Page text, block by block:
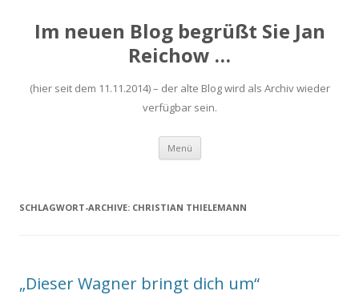
Im neuen Blog begrüßt Sie Jan
Reichow …
(hier seit dem 11.11.2014) – der alte Blog wird als Archiv wieder
verfügbar sein.
Menü Zum
springen
SCHLAGWORT-ARCHIVE: CHRISTIAN THIELEMANN
„Dieser Wagner bringt dich um“